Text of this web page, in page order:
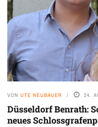
VON UTE NEUBAUER 24.
Düsseldorf Benrath:
neues